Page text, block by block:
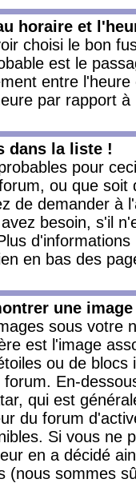
horaire et
choisi le bon
est le
entre
par rapport à
dans la liste !
pour
ou que
de demander à
besoin, s'il
en bas des
une
sous votre
est l'image
ou de
En-
qui est
du forum
Si vous ne
en a décidé
(nous sommes